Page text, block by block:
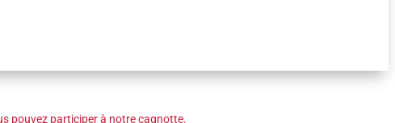
pouvez participer à notre cagnotte.